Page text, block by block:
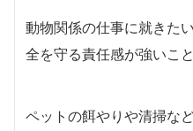
動物関係の仕事に就きた
全を守る責任感が強いこ
ペットの餌やりや清掃な